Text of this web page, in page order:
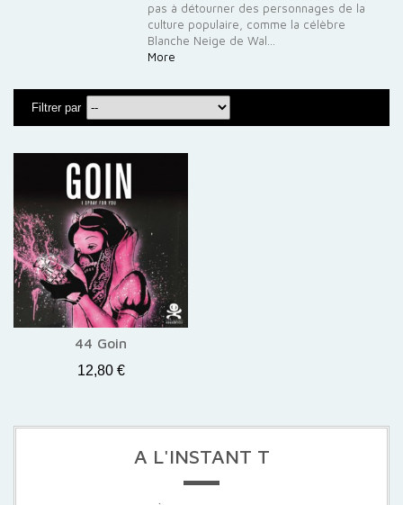
pas à détourner des personnages de la
culture populaire, comme la célèbre
Blanche Neige de Wal...
More
Filtrer par
44 Goin
12,80 €
A L'INSTANT T